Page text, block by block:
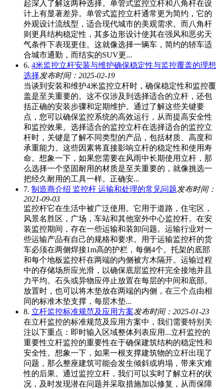
起深入了解这两种选择。单管式监控立杆和八角杆在设
计上有显著差异。单管式监控立杆通常更为简约，它的
外观设计流线型，适合现代城市的美观需求。而八角杆
则更具结构稳定性，其多边形设计使其在强风和恶劣天
气条件下表现更佳。这就像选择一辆车，简约的轿车适
合城市通勤，而结实的SUV更...
6. 4米监控立杆安装与维护确保稳定性与监控覆盖的理想
选择发布时间：2025-02-19
当谈到安装和维护4米监控立杆时，确保稳定性和监控覆
盖是至关重要的。这不仅涉及到选择适合的立杆，还包
括正确的安装步骤和定期维护。通过了解这些关键要
点，您可以确保监控系统的高效运行，从而提高安全性
和监控效果。选择适合的监控立杆在选择适合的监控立
杆时，关键是了解不同类型的产品，包括材质、高度和
承重能力。这些因素将直接影响立杆的稳定性和使用寿
命。想象一下，如果您需要在风雨中长期使用立杆，那
么选择一个坚固耐用的材质是至关重要的，就像挑选一
把经久耐用的工具一样。正确安...
7. 制造商介绍 监控杆 运输和处理的常见问题发布时间：
2021-09-03
监控杆它在生活中被广泛使用。它用于道路，住宅区，
风景名胜区，广场，车站和其他室外中心监控杆。在安
装监控期间，存在一些运输和装卸问题。运输行业对一
些运输产品有自己的规格和要求。用于运输监控杆的货
车必须在两侧焊接1m高的护栏，每侧4个。托架的底部
和每个地板监控杆在两端的内侧被方木隔开。运输过程
中的存储场所应光滑，以确保底层监控杆完全接地并且
力平均。石头或异物应停止放置在每层的中间和底部。
放置时，也可以将木垫放在两端的内侧，在三个点由相
同的标准木垫支撑，每层木垫...
8. 立杆监控标准规范及应用方案发布时间：2025-01-23
在立杆监控的标准规范及应用方案中，我们需要特别关
注以下重点：即时输入区域整体列表应用...立杆监控的
重要性立杆监控的重要性在于确保建筑结构的稳定性和
安全性。想象一下，如果一根支撑建筑物的立杆出现了
问题，那么整座建筑可能会发生倾斜或坍塌，带来灾难
性的后果。通过监控立杆，我们可以实时了解立杆的状
况，及时发现潜在问题并采取措施加以修复，从而保障